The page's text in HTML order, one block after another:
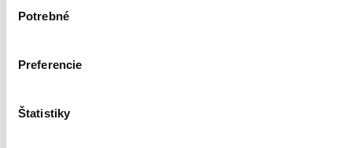
súhlasu
Potrebné
Preferencie
Štatistiky
stoličky s drevenou kostrou
vášho domova alebo kancelárie.